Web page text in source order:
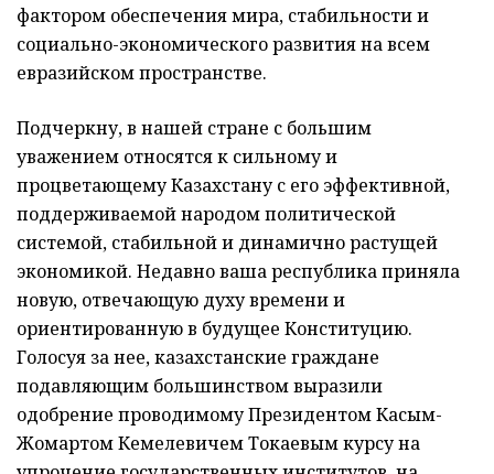
фактором обеспечения мира, стабильности и
социально-экономического развития на всем
евразийском пространстве.
Подчеркну, в нашей стране с большим
уважением относятся к сильному и
процветающему Казахстану с его эффективной,
поддерживаемой народом политической
системой, стабильной и динамично растущей
экономикой. Недавно ваша республика приняла
новую, отвечающую духу времени и
ориентированную в будущее Конституцию.
Голосуя за нее, казахстанские граждане
подавляющим большинством выразили
одобрение проводимому Президентом Касым-
Жомартом Кемелевичем Токаевым курсу на